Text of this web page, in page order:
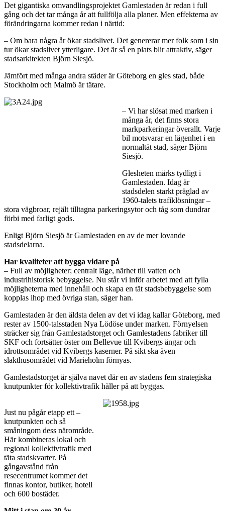
Det gigantiska omvandlingsprojektet Gamlestaden är redan i full
gång och det tar många år att fullfölja alla planer. Men effekterna av
förändringarna kommer redan i närtid:
– Om bara några år ökar stadslivet. Det genererar mer folk som i sin
tur ökar stadslivet ytterligare. Det är så en plats blir attraktiv, säger
stadsarkitekten Björn Siesjö.
Jämfört med många andra städer är Göteborg en gles stad, både
Stockholm och Malmö är tätare.
– Vi har slösat med marken i
många år, det finns stora
markparkeringar överallt. Varje
bil motsvarar en lägenhet i en
normaltät stad, säger Björn
Siesjö.
Glesheten märks tydligt i
Gamlestaden. Idag är
stadsdelen starkt präglad av
1960-talets trafiklösningar –
stora vägbroar, rejält tilltagna parkeringsytor och tåg som dundrar
förbi med farligt gods.
Enligt Björn Siesjö är Gamlestaden en av de mer lovande
stadsdelarna.
Har kvaliteter att bygga vidare på
– Full av möjligheter; centralt läge, närhet till vatten och
industrihistorisk bebyggelse. Nu står vi inför arbetet med att fylla
möjligheterna med innehåll och skapa en tät stadsbebyggelse som
kopplas ihop med övriga stan, säger han.
Gamlestaden är den äldsta delen av det vi idag kallar Göteborg, med
rester av 1500-talsstaden Nya Lödöse under marken. Förnyelsen
sträcker sig från Gamlestadstorget och Gamlestadens fabriker till
SKF och fortsätter öster om Bellevue till Kvibergs ängar och
idrottsområdet vid Kvibergs kaserner. På sikt ska även
slakthusområdet vid Marieholm förnyas.
Gamlestadstorget är själva navet där en av stadens fem strategiska
knutpunkter för kollektivtrafik håller på att byggas.
Just nu pågår etapp ett –
knutpunkten och så
småningom dess närområde.
Här kombineras lokal och
regional kollektivtrafik med
täta stadskvarter. På
gångavstånd från
resecentrumet kommer det
finnas kontor, butiker, hotell
och 600 bostäder.